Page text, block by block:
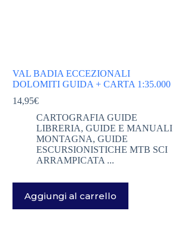
VAL BADIA ECCEZIONALI
DOLOMITI GUIDA + CARTA 1:35.000
14,95€
CARTOGRAFIA GUIDE
LIBRERIA, GUIDE E MANUALI
MONTAGNA, GUIDE
ESCURSIONISTICHE MTB SCI
ARRAMPICATA ...
Aggiungi al carrello